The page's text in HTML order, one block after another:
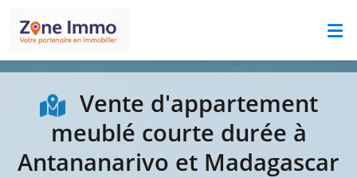
Vente d'appartement
meublé courte durée à
Antananarivo et Madagascar